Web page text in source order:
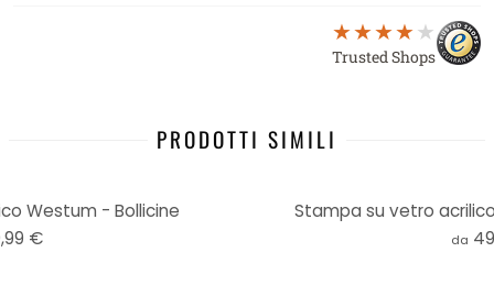
Trusted Shops
PRODOTTI SIMILI
Westum - Bollicine
€
Stampa su vetro
da